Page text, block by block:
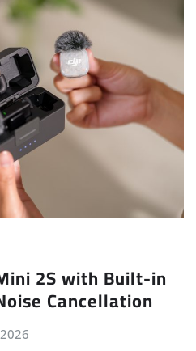
2S with Built-in
Cancellation